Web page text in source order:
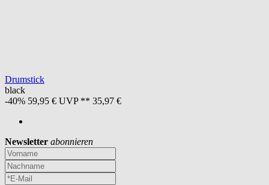
Drumstick
black
-40% 59,95 € UVP ** 35,97 €
Newsletter abonnieren